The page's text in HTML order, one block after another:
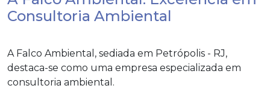
Consultoria Ambiental
A Falco Ambiental, sediada em Petrópolis - RJ,
destaca-se como uma empresa especializada em
consultoria ambiental.